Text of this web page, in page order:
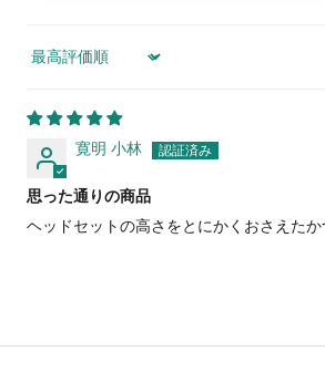
Sort by
寛明 小林
思った通りの商品
ヘッドセットの高さをとにかくおさえたか